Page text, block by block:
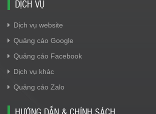
DỊCH VỤ
Dịch vụ website
Quảng cáo Google
Quảng cáo Facebook
Dịch vụ khác
Quảng cáo Zalo